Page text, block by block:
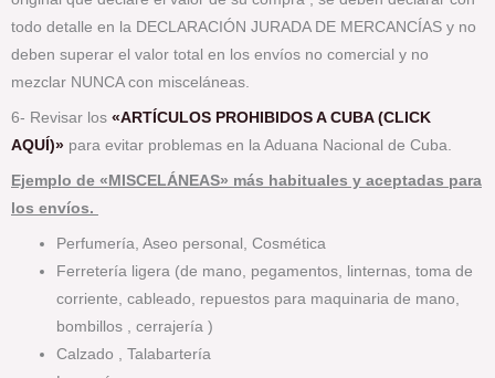
todo detalle en la DECLARACIÓN JURADA DE MERCANCÍAS y no
deben superar el valor total en los envíos no comercial y no
mezclar NUNCA con misceláneas.
6- Revisar los «ARTÍCULOS PROHIBIDOS A CUBA (CLICK
AQUÍ)» para evitar problemas en la Aduana Nacional de Cuba.
Ejemplo de «MISCELÁNEAS» más habituales y aceptadas para
los envíos.
Perfumería, Aseo personal, Cosmética
Ferretería ligera (de mano, pegamentos, linternas, toma de
corriente, cableado, repuestos para maquinaria de mano,
bombillos , cerrajería )
Calzado , Talabartería